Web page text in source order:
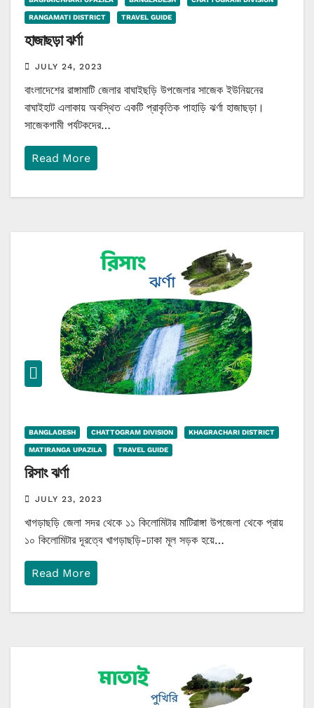
RANGAMATI DISTRICT TRAVEL GUIDE
হাজাছড়া ঝর্ণা
JULY 24, 2023
বাংলাদেশের রাঙ্গামাটি জেলার বাঘাইছড়ি উপজেলার সাজেক ইউনিয়নের
বাঘাইহাট এলাকায় অবস্থিত একটি প্রাকৃতিক পাহাড়ি ঝর্ণা হাজাছড়া।
সাজেকগামী পর্যটকদের…
Read More
BANGLADESH CHATTOGRAM DIVISION KHAGRACHARI DISTRICT
MATIRANGA UPAZILA TRAVEL GUIDE
রিসাং ঝর্ণা
JULY 23, 2023
খাগড়াছড়ি জেলা সদর থেকে ১১ কিলোমিটার মাটিরাঙ্গা উপজেলা থেকে প্রায়
১০ কিলোমিটার দূরত্বে খাগড়াছড়ি-ঢাকা মূল সড়ক হয়ে…
Read More